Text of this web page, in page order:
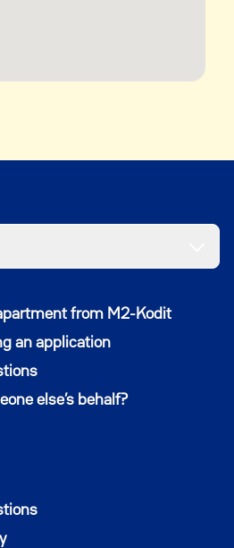
from M2-Kodit
an application
else’s behalf?
uuteen ikkunaan